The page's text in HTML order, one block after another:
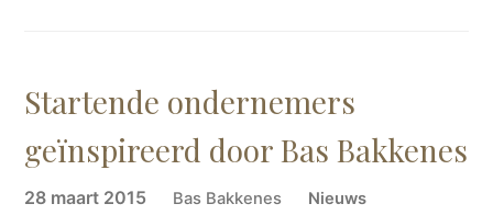
Startende ondernemers
geïnspireerd door Bas Bakkenes
28 maart 2015 Bas Bakkenes Nieuws